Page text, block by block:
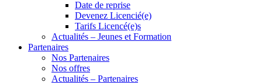
Date de reprise
Devenez Licencié(e)
Tarifs Licencé(e)s
Actualités – Jeunes et Formation
Partenaires
Nos Partenaires
Nos offres
Actualités – Partenaires